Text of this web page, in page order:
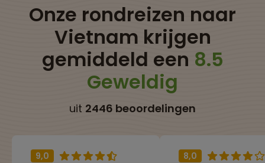
Onze rondreizen naar
Vietnam krijgen
gemiddeld een 8.5
Geweldig
uit 2446 beoordelingen
9,0 8,0